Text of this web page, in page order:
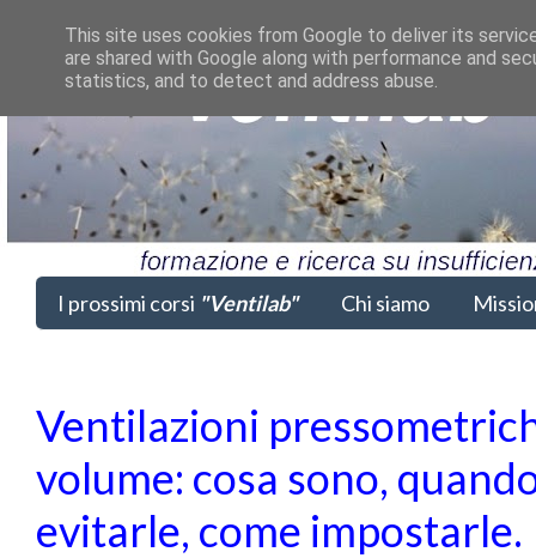
I prossimi corsi "Ventilab" Chi siamo
Ventilazioni
volume: cosa sono,
evitarle, come impostarle.
This site uses cookies from Google to deliver its
are shared with Google along with performance and
statistics, and to detect and address abuse.